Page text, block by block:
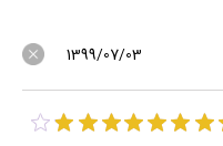
1399/07/03